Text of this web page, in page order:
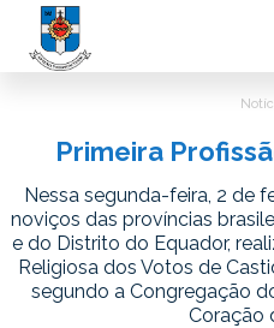
Primeira
Nessa segunda-feira, 2 de
noviços das províncias
e do Distrito do Equador,
Religiosa dos Votos de
segundo a Congregação
Coração